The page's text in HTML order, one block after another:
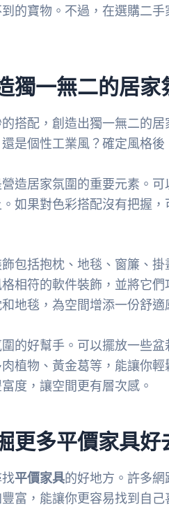
的寶物。不過，在選購二
獨一無二的居家
的搭配，創造出獨一無二的
是個性工業風？確定風格
造居家氛圍的重要元素。
如果對色彩搭配沒有把握
包括抱枕、地毯、窗簾、
相符的軟件裝飾，並將它
地毯，為空間增添一份舒適
的好幫手。可以擺放一些
植物、黃金葛等，能讓你
度，讓空間更有層次感。
更多平價家具好
平價家具的好地方。許多網
富，能讓你更容易找到自己